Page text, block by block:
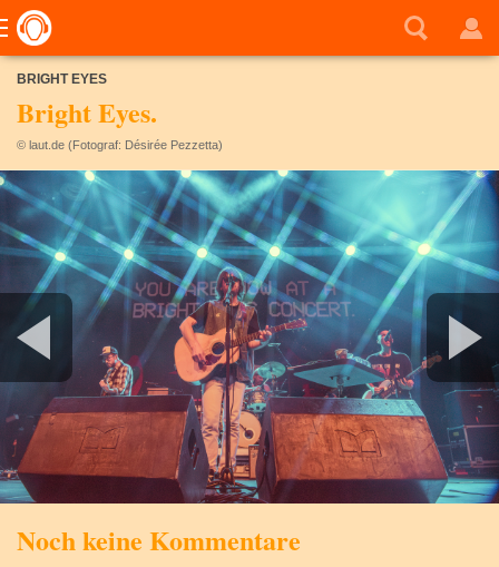
BRIGHT EYES
Bright Eyes.
© laut.de (Fotograf: Désirée Pezzetta)
Noch keine Kommentare